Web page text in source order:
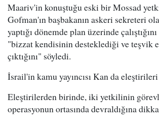
Maariv'in konuştuğu eski bir Mossad
Gofman'ın başbakanın askeri sekreteri
yaptığı dönemde plan üzerinde
"bizzat kendisinin desteklediği ve teşvik
çıktığını" söyledi.
İsrail'in kamu yayıncısı Kan da
Eleştirilerden birinde, iki yetkilinin
operasyonun ortasında devraldığına